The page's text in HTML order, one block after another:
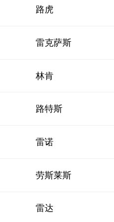
路虎
雷克萨斯
林肯
路特斯
雷诺
劳斯莱斯
雷达